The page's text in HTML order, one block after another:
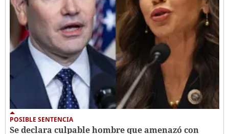
POSIBLE SENTENCIA
Se declara culpable hombre que amenazó con